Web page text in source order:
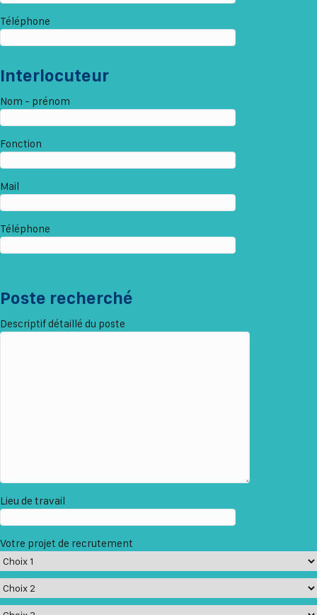
Téléphone
Interlocuteur
Nom - prénom
Fonction
Mail
Téléphone
Poste recherché
Descriptif détaillé du poste
Lieu de travail
Votre projet de recrutement